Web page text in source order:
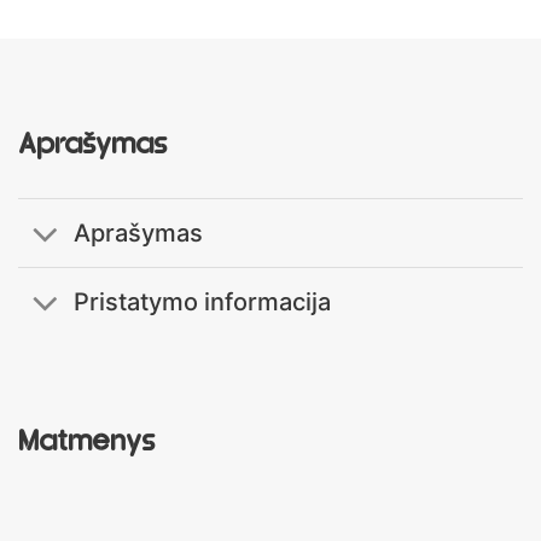
Matmenys
Aprašymas
Aprašymas
Pristatymo informacija